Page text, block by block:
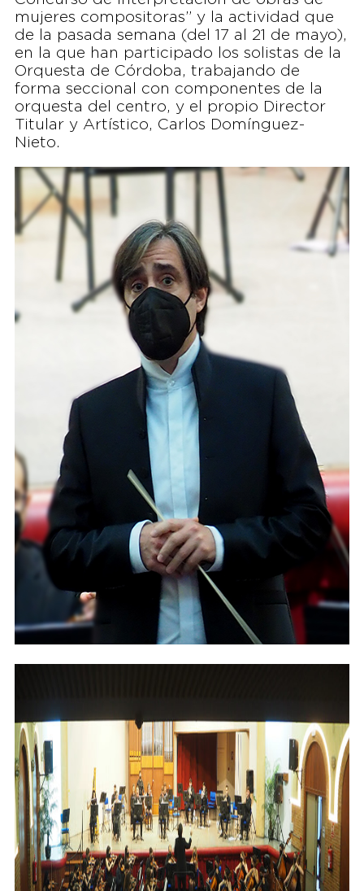
mujeres compositoras” y la actividad que
de la pasada semana (del 17 al 21 de mayo),
en la que han participado los solistas de la
Orquesta de Córdoba, trabajando de
forma seccional con componentes de la
orquesta del centro, y el propio Director
Titular y Artístico, Carlos Domínguez-
Nieto.